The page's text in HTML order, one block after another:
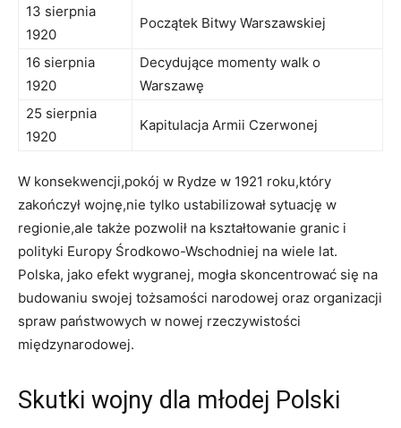
13 sierpnia
1920
Początek Bitwy Warszawskiej
16 sierpnia
1920
Decydujące momenty walk o
Warszawę
25 sierpnia
1920
Kapitulacja Armii Czerwonej
W konsekwencji,pokój w Rydze⁣ w 1921 roku,który
zakończył wojnę,nie tylko ustabilizował‌ sytuację w
regionie,ale ⁢także pozwolił na kształtowanie granic i
polityki Europy Środkowo-Wschodniej na wiele ​lat.
Polska, jako efekt wygranej, mogła skoncentrować się na
budowaniu swojej tożsamości ⁤narodowej oraz organizacji
spraw państwowych w nowej rzeczywistości
międzynarodowej.
Skutki wojny dla młodej Polski